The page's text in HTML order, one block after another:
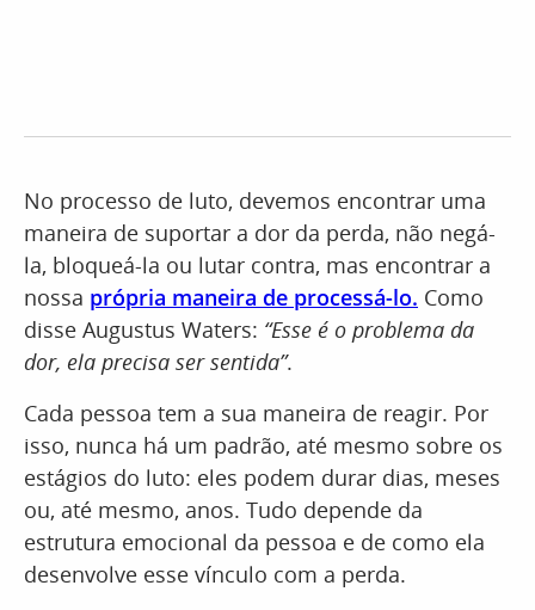
No processo de luto, devemos encontrar uma
maneira de suportar a dor da perda, não negá-
la, bloqueá-la ou lutar contra, mas encontrar a
nossa própria maneira de processá-lo. Como
disse Augustus Waters: “Esse é o problema da
dor, ela precisa ser sentida”.
Cada pessoa tem a sua maneira de reagir. Por
isso, nunca há um padrão, até mesmo sobre os
estágios do luto: eles podem durar dias, meses
ou, até mesmo, anos. Tudo depende da
estrutura emocional da pessoa e de como ela
desenvolve esse vínculo com a perda.